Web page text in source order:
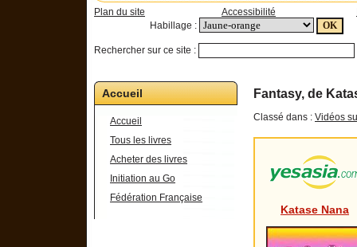
Plan du site Accessibilité
Habillage :
Rechercher sur ce site :
Accueil
Accueil
Tous les livres
Acheter des livres
Initiation au Go
Fédération Française
Fantasy, de
Classé dans : Vidéos
Katase Nana